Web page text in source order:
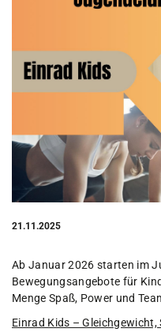
21.11.2025
Ab Januar 2026 starten im
Bewegungsangebote für
Menge Spaß, Power und
Einrad Kids – Gleichgewicht,